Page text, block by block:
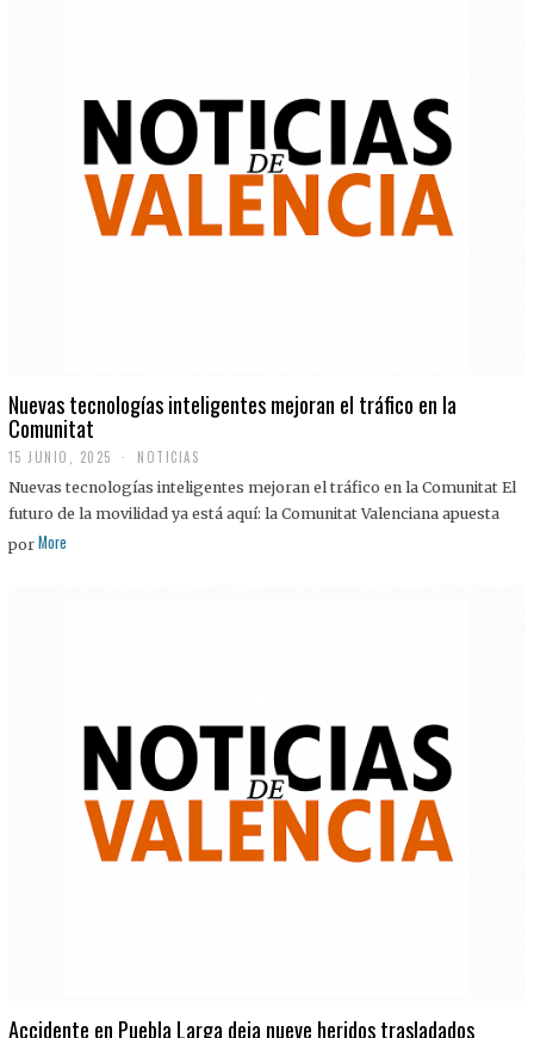
Nuevas tecnologías inteligentes mejoran el tráfico en la
Comunitat
15 JUNIO, 2025 NOTICIAS
Nuevas tecnologías inteligentes mejoran el tráfico en la Comunitat El
futuro de la movilidad ya está aquí: la Comunitat Valenciana apuesta
por More
Accidente en Puebla Larga deja nueve heridos trasladados